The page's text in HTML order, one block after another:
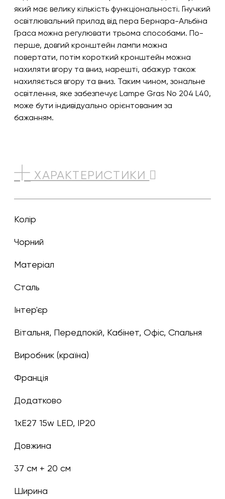
який має велику кількість функціональності. Гнучкий
освітлювальний прилад від пера Бернара-Альбіна
Граса можна регулювати трьома способами. По-
перше, довгий кронштейн лампи можна
повертати, потім короткий кронштейн можна
нахиляти вгору та вниз, нарешті, абажур також
нахиляється вгору та вниз. Таким чином, зональне
освітлення, яке забезпечує Lampe Gras No 204 L40,
може бути індивідуально орієнтованим за
бажанням.
ХАРАКТЕРИСТИКИ
Колір
чорний
Матеріал
сталь
Інтер'єр
Вітальня, Передпокій, Кабінет, Офіс, Спальня
Виробник (країна)
Франція
Додатково
1хЕ27 15w LED, IP20
Довжина
37 см + 20 см
Ширина